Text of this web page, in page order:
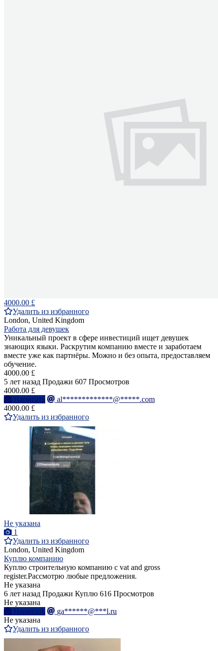
4000.00 £
Удалить из избранного
London, United Kingdom
Работа для девушек
Уникальный проект в сфере инвестиций ищет девушек
знающих языки. Раскрутим компанию вместе и заработаем
вместе уже как партнёры. Можно и без опыта, предоставляем
обучение.
4000.00 £
5 лет назад Продажи 607 Просмотров
4000.00 £
Написать
al*************@*****.com
4000.00 £
Удалить из избранного
Не указана
1
Удалить из избранного
London, United Kingdom
Куплю компанию
Куплю строительную компанию с vat and gross
register.Рассмотрю любые предложения.
Не указана
6 лет назад Продажи Куплю 616 Просмотров
Не указана
Написать
ga******@***l.ru
Не указана
Удалить из избранного